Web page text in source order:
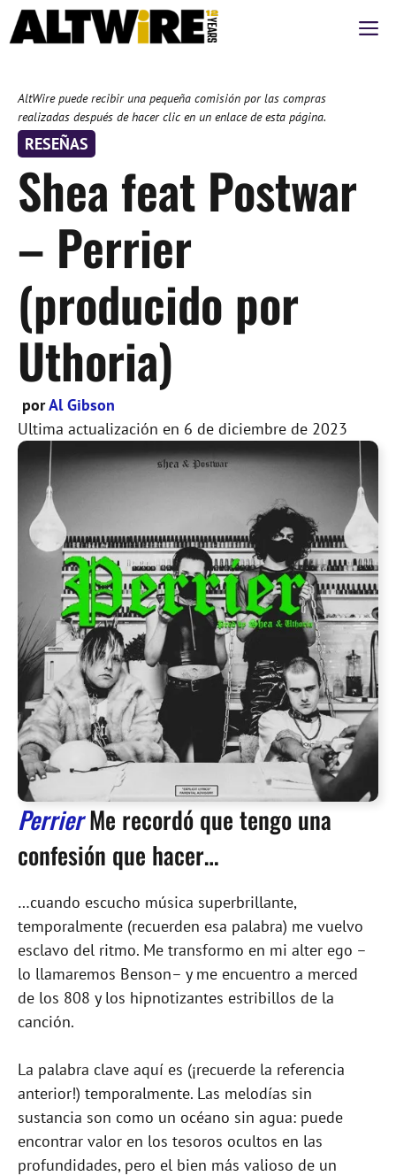
Saltar
al
AltWire puede recibir una pequeña comisión por las compras
realizadas después de hacer clic en un enlace de esta página.
RESEÑAS
Shea feat Postwar
– Perrier
(producido por
Uthoria)
porAl Gibson
Ultima actualización en 6 de diciembre de 2023
PerrierMe recordó que tengo una
confesión que hacer…
…cuando escucho música superbrillante,
temporalmente (recuerden esa palabra) me vuelvo
esclavo del ritmo. Me transformo en mi alter ego –
lo llamaremos Benson– y me encuentro a merced
de los 808 y los hipnotizantes estribillos de la
canción.
La palabra clave aquí es (¡recuerde la referencia
anterior!) temporalmente. Las melodías sin
sustancia son como un océano sin agua: puede
encontrar valor en los tesoros ocultos en las
profundidades, pero el bien más valioso de un